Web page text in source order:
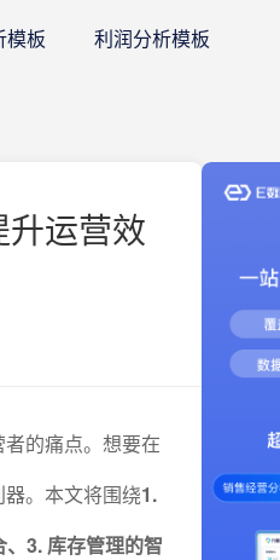
模板 利润分析模板
运营效
的痛点。想要在
。本文将围绕1.
3. 库存管理的智